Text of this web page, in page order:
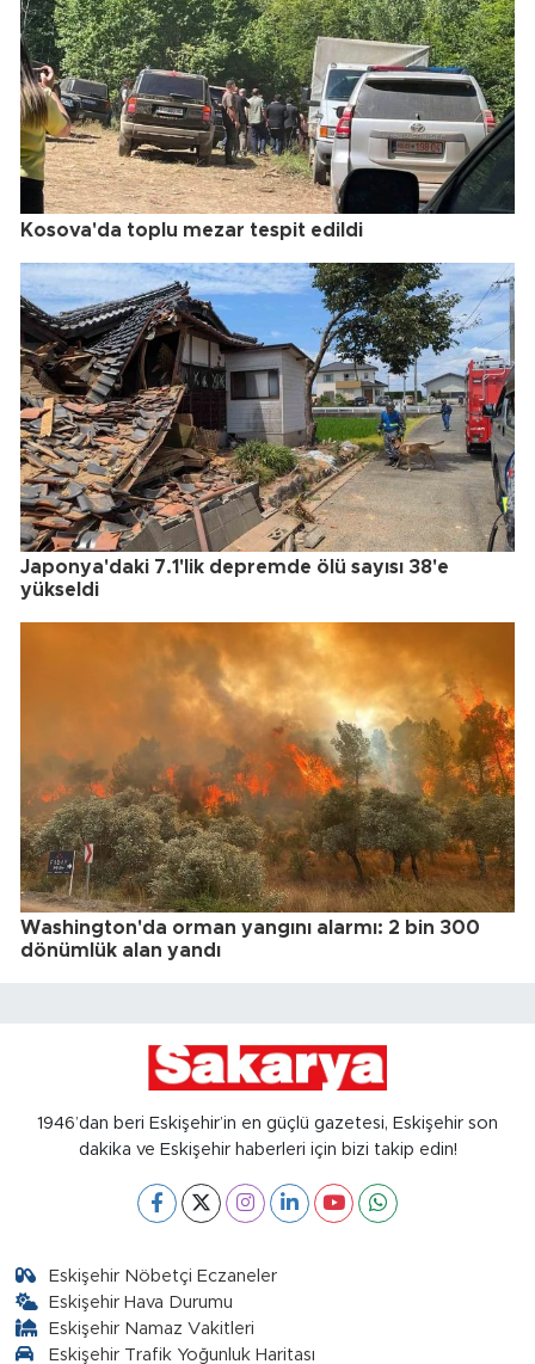
Kosova'da toplu mezar tespit edildi
Japonya'daki 7.1'lik depremde ölü sayısı 38'e
yükseldi
Washington'da orman yangını alarmı: 2 bin 300
dönümlük alan yandı
1946’dan beri Eskişehir’in en güçlü gazetesi, Eskişehir son
dakika ve Eskişehir haberleri için bizi takip edin!
Eskişehir Nöbetçi Eczaneler
Eskişehir Hava Durumu
Eskişehir Namaz Vakitleri
Eskişehir Trafik Yoğunluk Haritası